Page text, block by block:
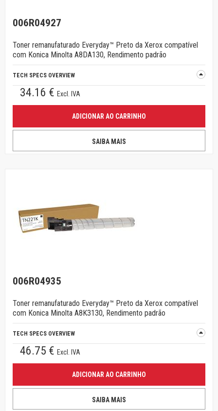
006R04927
Toner remanufaturado Everyday™ Preto da Xerox compatível
com Konica Minolta A8DA130, Rendimento padrão
TECH SPECS OVERVIEW
34.16 € Excl. IVA
ADICIONAR AO CARRINHO
SAIBA MAIS
006R04935
Toner remanufaturado Everyday™ Preto da Xerox compatível
com Konica Minolta A8K3130, Rendimento padrão
TECH SPECS OVERVIEW
46.75 € Excl. IVA
ADICIONAR AO CARRINHO
SAIBA MAIS